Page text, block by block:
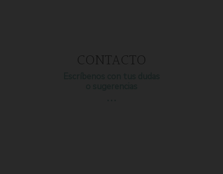
CONTACTO